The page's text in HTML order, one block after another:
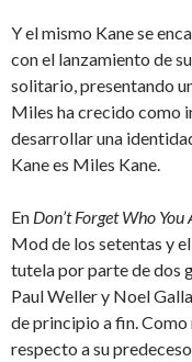
Y el mismo Kane se
con el lanzamiento de
solitario, presentando
Miles ha crecido como
desarrollar una
Kane es Miles Kane.
En Don’t Forget Who You
Mod de los setentas y
tutela por parte de dos
Paul Weller y Noel
de principio a fin. Como
respecto a su